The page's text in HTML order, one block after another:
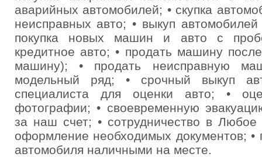
аварийных автомобилей; • скупка
неисправных авто; • выкуп
покупка новых машин и авто с
кредитное авто; • продать машину
машину); • продать неисправную
модельный ряд; • срочный выкуп
специалиста для оценки авто; •
фотографии; • своевременную
за наш счет; • сотрудничество в
оформление необходимых документов; •
автомобиля наличными на месте.